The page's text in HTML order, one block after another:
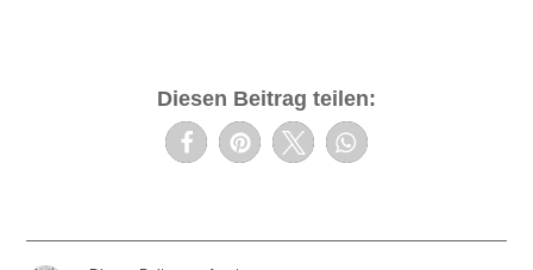
Diesen Beitrag teilen: